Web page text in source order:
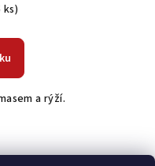
ks)
a rýží.